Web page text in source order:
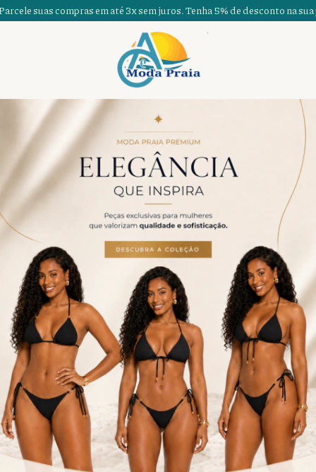
até 3x sem juros. Tenha 5% de desconto na sua primeira compra, e